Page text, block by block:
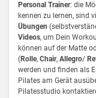
Personal Trainer: die
kennen zu lernen, sind
Übungen
Videos, um Dein
können auf der Matte
(Rolle, Chair, Allegro/
werden und finden als
Pilates am Gerät
Pilatesstudio